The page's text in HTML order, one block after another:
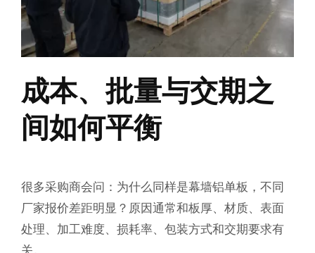
成本、批量与交期之
间如何平衡
很多采购商会问：为什么同样是幕墙铝单板，不同
厂家报价差距明显？原因通常和板厚、材质、表面
处理、加工难度、损耗率、包装方式和交期要求有
关。